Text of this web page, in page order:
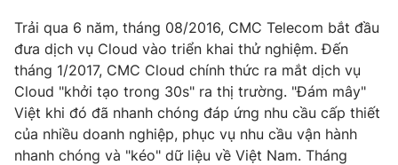
Giải sao mai
Sao
Làm đẹp
Chất lượng cuộc sống
Giáo dục
Tuyển sinh
Học trực tuyến
Công nghệ
Hitech Công nghệ tương lai
Sản phẩm
Giao lưu trực tuyến
Trải qua 6 năm, tháng 08/2016, CMC Telecom bắt đầu
đưa dịch vụ Cloud vào triển khai thử nghiệm. Đến
tháng 1/2017, CMC Cloud chính thức ra mắt dịch vụ
Cloud "khởi tạo trong 30s" ra thị trường. "Đám mây"
Việt khi đó đã nhanh chóng đáp ứng nhu cầu cấp thiết
của nhiều doanh nghiệp, phục vụ nhu cầu vận hành
nhanh chóng và "kéo" dữ liệu về Việt Nam. Tháng